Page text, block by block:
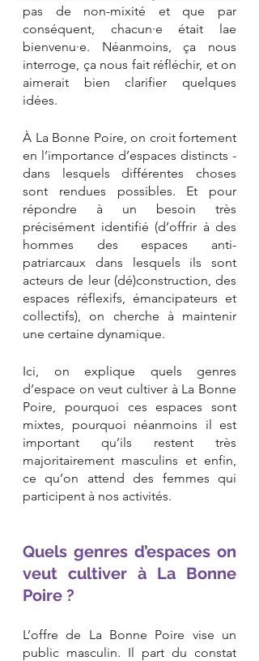
pas de non-mixité et que par
conséquent, chacun·e était lae
bienvenu·e. Néanmoins, ça nous
interroge, ça nous fait réfléchir, et on
aimerait bien clarifier quelques
idées.
À La Bonne Poire, on croit fortement
en l’importance d’espaces distincts -
dans lesquels différentes choses
sont rendues possibles. Et pour
répondre à un besoin très
précisément identifié (d’offrir à des
hommes des espaces anti-
patriarcaux dans lesquels ils sont
acteurs de leur (dé)construction, des
espaces réflexifs, émancipateurs et
collectifs), on cherche à maintenir
une certaine dynamique.
Ici, on explique quels genres
d’espace on veut cultiver à La Bonne
Poire, pourquoi ces espaces sont
mixtes, pourquoi néanmoins il est
important qu’ils restent très
majoritairement masculins et enfin,
ce qu’on attend des femmes qui
participent à nos activités.
Quels genres d’espaces on
veut cultiver à La Bonne
Poire ?
L’offre de La Bonne Poire vise un
public masculin. Il part du constat